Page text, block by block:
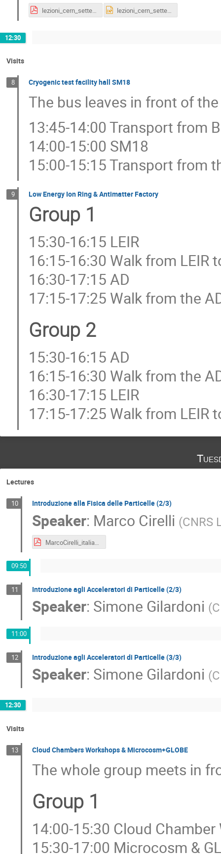
lezioni_cern_settembre2014_1.pdf lezioni_cern_settembre2014_1.pptx
12:30
Visits
8 Cryogenic test facility hall SM18
The bus leaves in front of the
13:45-14:00 Transport from
14:00-15:00 SM18
15:00-15:15 Transport from
9 Low Energy Ion Ring & Antimatter Factory
Group 1
15:30-16:15 LEIR
16:15-16:30 Walk from LEIR
16:30-17:15 AD
17:15-17:25 Walk from the
Group 2
15:30-16:15 AD
16:15-16:30 Walk from the
16:30-17:15 LEIR
17:15-17:25 Walk from LEIR
Lectures
10 Introduzione alla Fisica delle Particelle (2/3)
Speaker: Marco Cirelli (CNRS
09:50
11 Introduzione agli Acceleratori di Particelle (2/3)
Speaker: Simone Gilardoni (
11:00
12 Introduzione agli Acceleratori di Particelle (3/3)
Speaker: Simone Gilardoni (
12:30
Visits
13 Cloud Chambers Workshops & Microcosm+GLOBE
The whole group meets in
Group 1
14:00-15:30 Cloud
15:30-17:00 Microcosm &